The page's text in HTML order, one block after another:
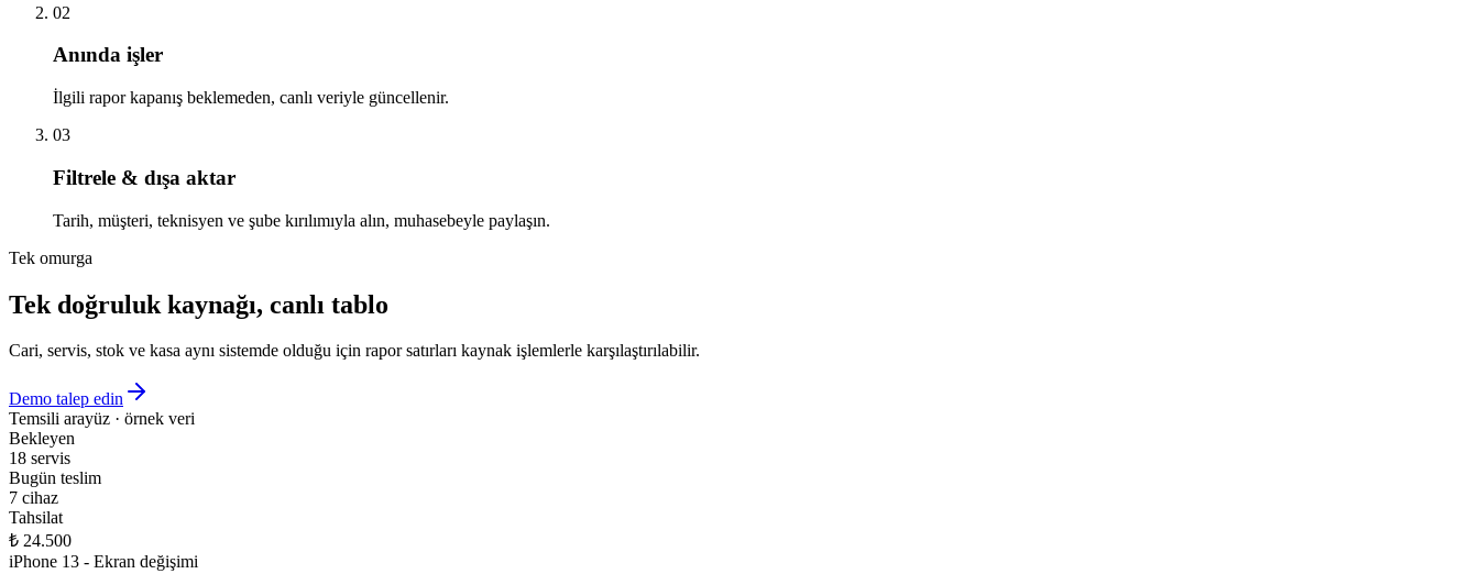
02
Anında işler
İlgili rapor kapanış beklemeden, canlı veriyle güncellenir.
03
Filtrele & dışa aktar
Tarih, müşteri, teknisyen ve şube kırılımıyla alın, muhasebeyle paylaşın.
Tek omurga
Tek doğruluk kaynağı, canlı tablo
Cari, servis, stok ve kasa aynı sistemde olduğu için rapor satırları kaynak işlemlerle karşılaştırılabilir.
Demo talep edin
Temsili arayüz · örnek veri
Bekleyen
18 servis
Bugün teslim
7 cihaz
Tahsilat
₺ 24.500
iPhone 13 - Ekran değişimi